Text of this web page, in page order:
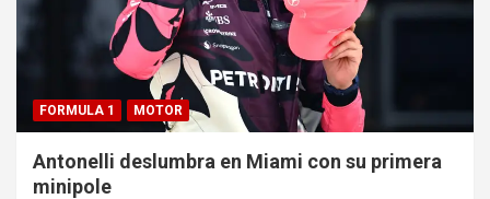
FORMULA 1 MOTOR
Antonelli deslumbra en Miami con su primera
minipole